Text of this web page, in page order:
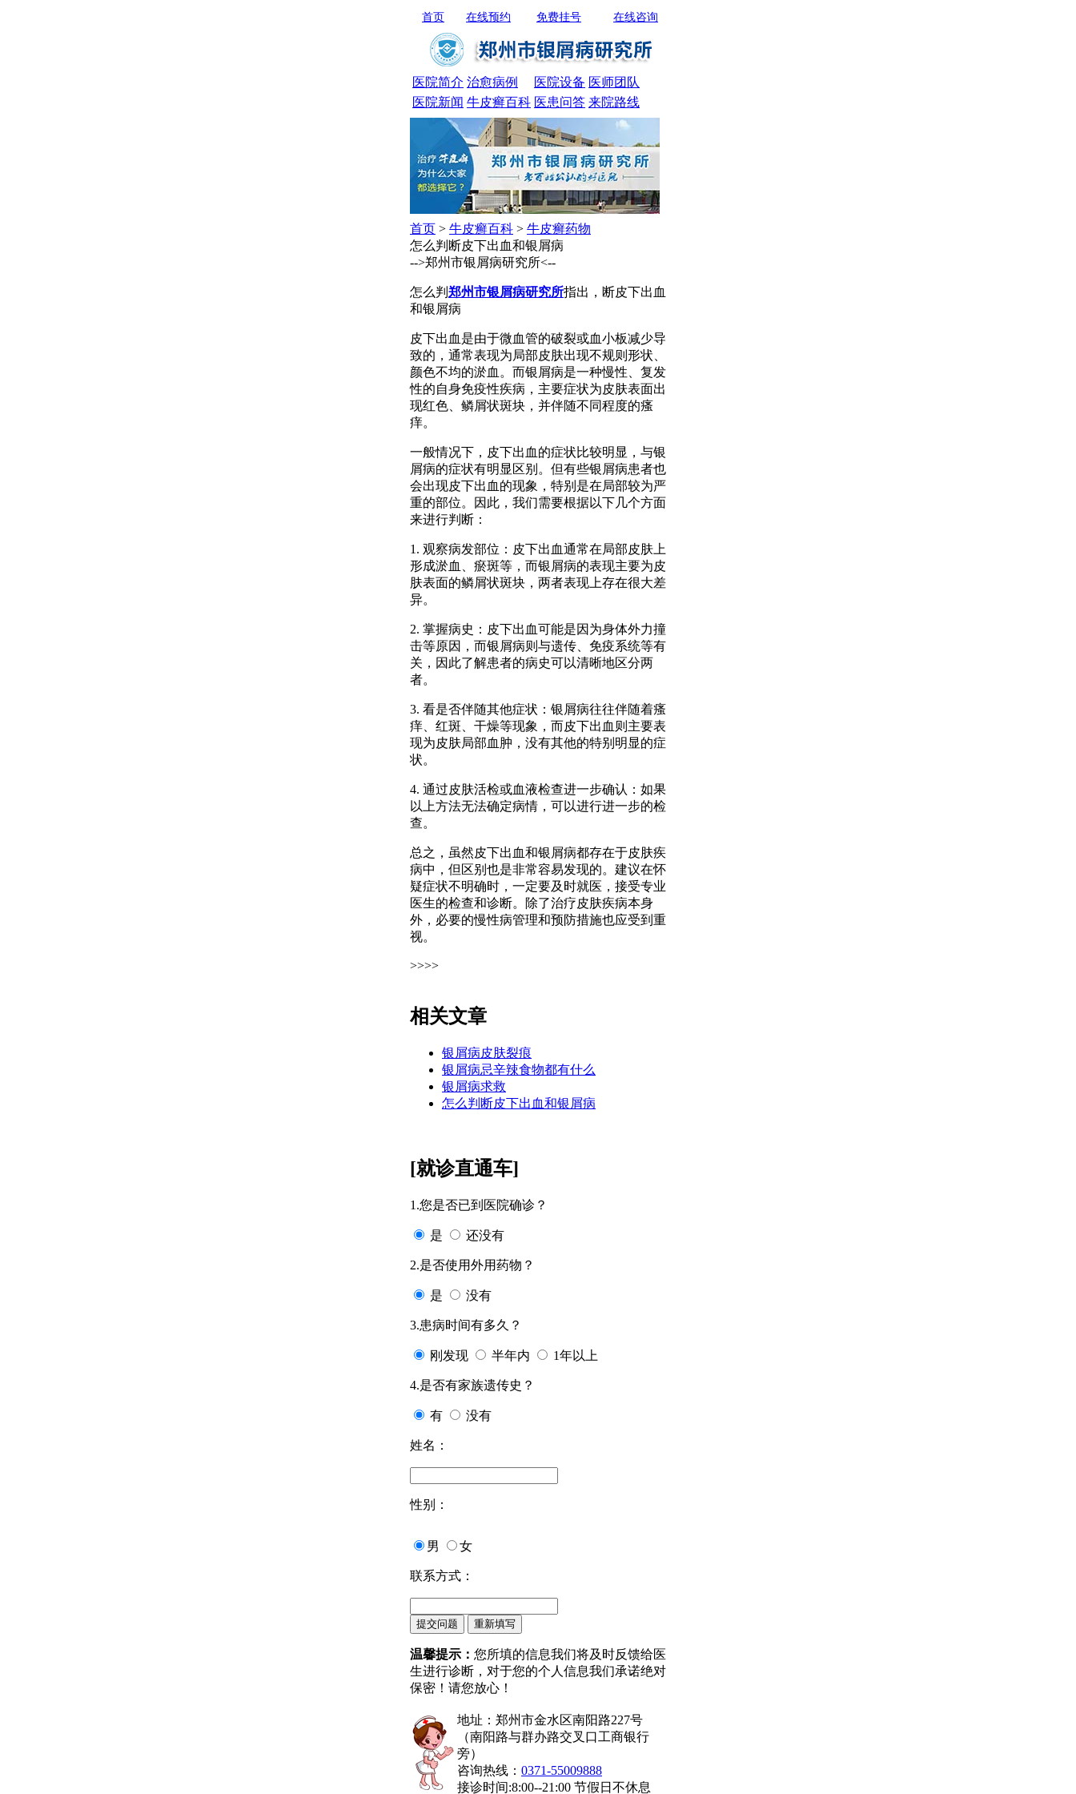
首页 在线咨询
免费挂号
在线预约
医院简介 治愈病例 医院设备 医师团队
医院新闻 牛皮癣百科 医患问答 来院路线
首页 > 牛皮癣百科 > 牛皮癣药物
怎么判断皮下出血和银屑病
-->郑州市银屑病研究所<--
怎么判 郑州市银屑病研究所指出，断皮下出血
和银屑病
皮下出血是由于微血管的破裂或血小板减少导
致的，通常表现为局部皮肤出现不规则形状、
颜色不均的淤血。而银屑病是一种慢性、复发
性的自身免疫性疾病，主要症状为皮肤表面出
现红色、鳞屑状斑块，并伴随不同程度的瘙
痒。
一般情况下，皮下出血的症状比较明显，与银
屑病的症状有明显区别。但有些银屑病患者也
会出现皮下出血的现象，特别是在局部较为严
重的部位。因此，我们需要根据以下几个方面
来进行判断：
1. 观察病发部位：皮下出血通常在局部皮肤上
形成淤血、瘀斑等，而银屑病的表现主要为皮
肤表面的鳞屑状斑块，两者表现上存在很大差
异。
2. 掌握病史：皮下出血可能是因为身体外力撞
击等原因，而银屑病则与遗传、免疫系统等有
关，因此了解患者的病史可以清晰地区分两
者。
3. 看是否伴随其他症状：银屑病往往伴随着瘙
痒、红斑、干燥等现象，而皮下出血则主要表
现为皮肤局部血肿，没有其他的特别明显的症
状。
4. 通过皮肤活检或血液检查进一步确认：如果
以上方法无法确定病情，可以进行进一步的检
查。
总之，虽然皮下出血和银屑病都存在于皮肤疾
病中，但区别也是非常容易发现的。建议在怀
疑症状不明确时，一定要及时就医，接受专业
医生的检查和诊断。除了治疗皮肤疾病本身
外，必要的慢性病管理和预防措施也应受到重
视。
>>>>
相关文章
银屑病皮肤裂痕
银屑病忌辛辣食物都有什么
银屑病求救
怎么判断皮下出血和银屑病
[就诊直通车]
1.您是否已到医院确诊？
是 还没有
2.是否使用外用药物？
是 没有
3.患病时间有多久？
刚发现 半年内 1年以上
4.是否有家族遗传史？
有 没有
姓名：
性别：
男 女
联系方式：
温馨提示： 您所填的信息我们将及时反馈给医
生进行诊断，对于您的个人信息我们承诺绝对
保密！请您放心！
地址：郑州市金水区南阳路227号
（南阳路与群办路交叉口工商银行
旁）
咨询热线： 0371-55009888
接诊时间:8:00--21:00 节假日不休息